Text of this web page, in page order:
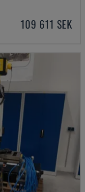
109 611 SEK